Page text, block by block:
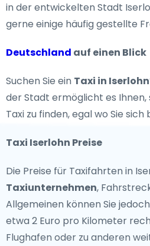
in der entwickelten Stadt
gerne einige häufig gestellte
Deutschland auf einen Blick
Suchen Sie ein Taxi in Iserlohn
der Stadt ermöglicht es
Taxi zu finden, egal wo Sie sich
Taxi Iserlohn Preise
Die Preise für Taxifahrten in
Taxiunternehmen,
Allgemeinen können Sie
etwa 2 Euro pro Kilometer
Flughafen oder zu anderen